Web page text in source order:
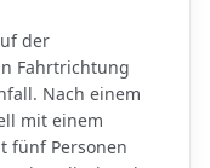
der
Fahrtrichtung
Nach einem
mit einem
fünf Personen